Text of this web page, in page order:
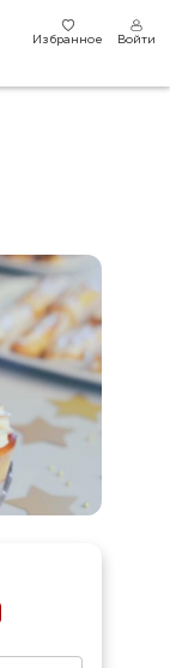
Избранное Войти